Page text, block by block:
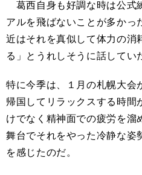
葛西自身も好調な時は公式
アルを飛ばないことが多かっ
近はそれを真似して体力の消
る」とうれしそうに話してい
特に今季は、１月の札幌大会
帰国してリラックスする時間
けでなく精神面での疲労を溜
舞台でそれをやった冷静な姿
を感じたのだ。